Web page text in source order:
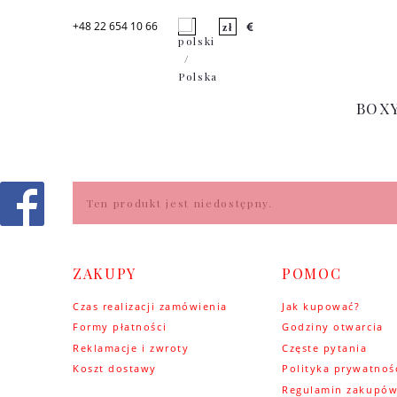
+48 22 654 10 66
Ten produkt jest niedostępny.
ZAKUPY
Czas realizacji zamówienia
Formy płatności
Reklamacje i zwroty
Koszt dostawy
POMOC
Jak kupować?
Godziny otwarcia
Częste pytania
Polityka
Regulamin